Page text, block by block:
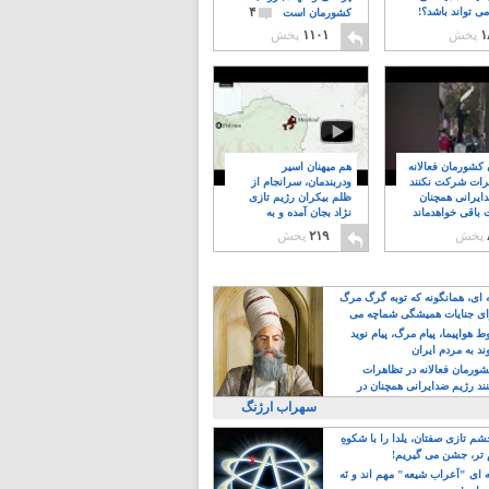
کشورمان است
۴
۱۱۰۱ پخش
تواند باشد؟!
پخش
هم میهنان اسیر
ودربندمان، سرانجام از
ظلم بیکران رژیم تازی
نژاد بجان آمده و به
۲۱۹ پخش
کشورمان فعالانه
شرکت نکنند
همچنان
باقی خواهدماند
پخش
ای، همانگونه که توبه گرگ مرگ
جنایات همیشگی شماچه می
هواپیما، پیام مرگ، پیام نوید
به مردم ایران
فعالانه در تظاهرات
رژیم ضدایرانی همچنان در
خواهدماند
سهراب ارژنگ
تازی صفتان، یلدا را با شکوهِ
تر، جشن می گیریم!
ای "اَعراب شیعه" مهم اند و نَه